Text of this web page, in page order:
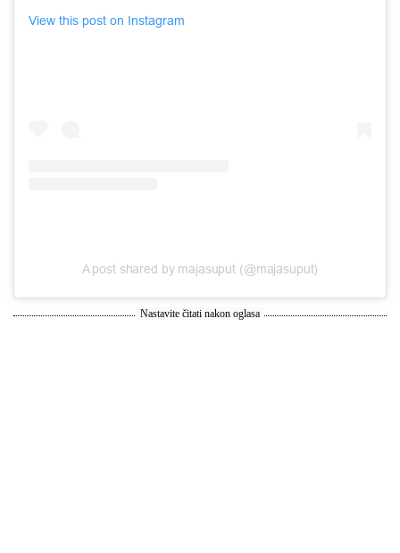
View this post on Instagram
A post shared by majasuput (@majasuput)
Nastavite čitati nakon oglasa